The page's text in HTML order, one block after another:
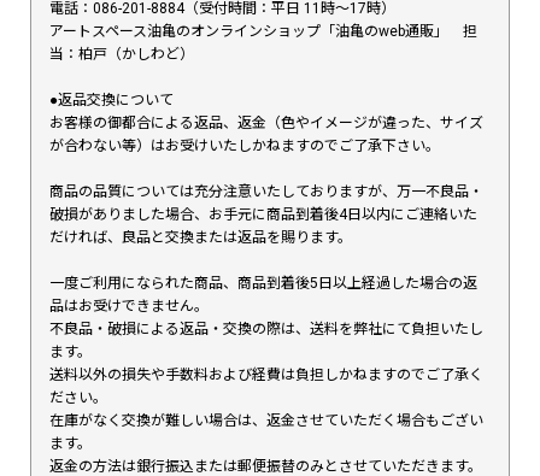
電話：086-201-8884（受付時間：平日 11時〜17時）
アートスペース油亀のオンラインショップ「油亀のweb通販」 担
当：柏戸（かしわど）
●返品交換について
お客様の御都合による返品、返金（色やイメージが違った、サイズ
が合わない等）はお受けいたしかねますのでご了承下さい。
商品の品質については充分注意いたしておりますが、万一不良品・
破損がありました場合、お手元に商品到着後4日以内にご連絡いた
だければ、良品と交換または返品を賜ります。
一度ご利用になられた商品、商品到着後5日以上経過した場合の返
品はお受けできません。
不良品・破損による返品・交換の際は、送料を弊社にて負担いたし
ます。
送料以外の損失や手数料および経費は負担しかねますのでご了承く
ださい。
在庫がなく交換が難しい場合は、返金させていただく場合もござい
ます。
返金の方法は銀行振込または郵便振替のみとさせていただきます。